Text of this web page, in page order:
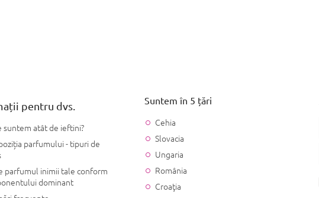
pentru dvs.
suntem atât de ieftini?
parfumului - tipuri de
parfumul inimii tale conform
dominant
Suntem în 5 țări
Cehia
Slovacia
Ungaria
România
Croaţia